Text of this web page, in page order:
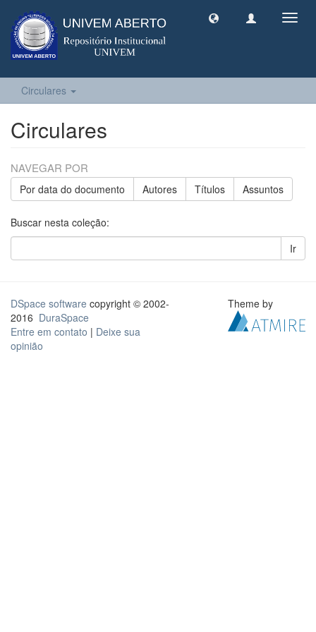
Circulares
Circulares
NAVEGAR POR
Por data do documento Autores Títulos Assuntos
Buscar nesta coleção:
Ir
DSpace software copyright © 2002-
2016 DuraSpace
Entre em contato | Deixe sua
opinião
Theme by